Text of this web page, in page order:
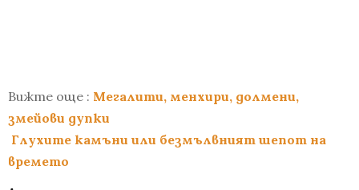
Вижте още : Мегалити, менхири, долмени,
змейови дупки
Глухите камъни или безмълвният шепот на
времето